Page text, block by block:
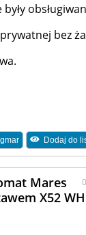
bez
Dodaj do
Mares
X52